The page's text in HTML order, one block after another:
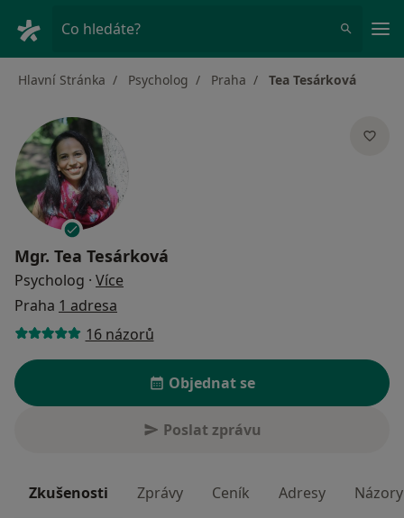
Co hledáte?
Hlavní Stránka Psycholog Praha Tea Tesárková
Mgr. Tea Tesárková
Psycholog · Více
Praha 1 adresa
16 názorů
Objednat se
Poslat zprávu
Zkušenosti Zprávy Ceník Adresy